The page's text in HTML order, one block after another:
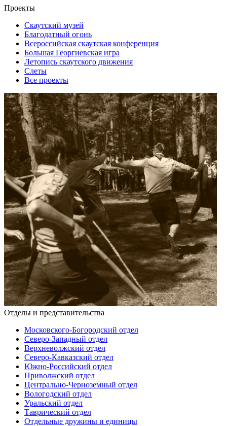
Проекты
Скаутский музей
Благодатный огонь
Всероссийская скаутская конференция
Большая Георгиевская игра
Летопись скаутского движения
Слеты
Все проекты
Отделы и представительства
Московского-Богородский отдел
Северо-Западный отдел
Верхневолжский отдел
Северо-Кавказский отдел
Южно-Российский отдел
Приволжский отдел
Центрально-Черноземный отдел
Вологодский отдел
Уральский отдел
Таврический отдел
Отдельные дружины и единицы